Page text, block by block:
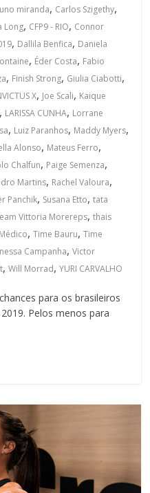
miranda, Carlos Szigethy,
Long, CFP9 - RIO, Connor
, Dallila Benfica, Daniela
, Éder Costa, Fabio
, Finish Strong, Giulia Ciabotti,
X, Joe Scali, Kaique
, LARISSA CUNHA, Lorrane
, Luiz Paranhos, Maddy Myers,
Alonso, Mateus Ferro,
Chalfun, Paige Semenza,
Martins, Rachel Valoura,
Panchik, Susana Etto,tata
Vittoria Morereps,thais
,Time Bauru,Time
Campanha,Victor
,Will Morrad,YURI CARVALHO
para os brasileiros
Pelos menos para